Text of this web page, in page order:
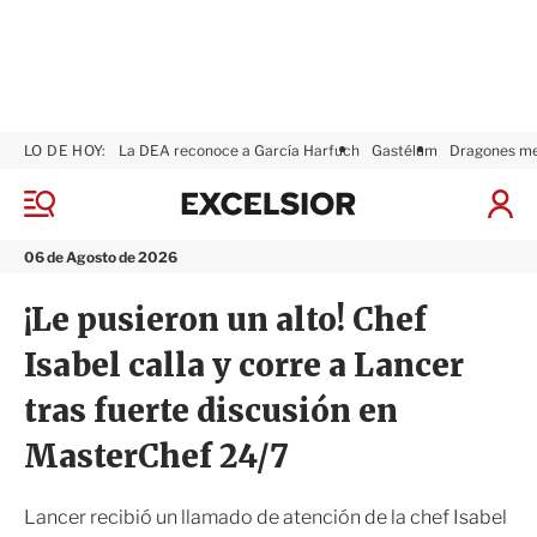
M
n
06 de Agosto de 2026
LO DE HOY: La DEA reconoce a García Harfuch Gastélum Dragones
I
x
s
i
o
r
¡Le pusieron un alto! Chef
Isabel calla y corre a Lancer
tras fuerte discusión en
MasterChef 24/7
Lancer recibió un llamado de atención de la chef Isabel